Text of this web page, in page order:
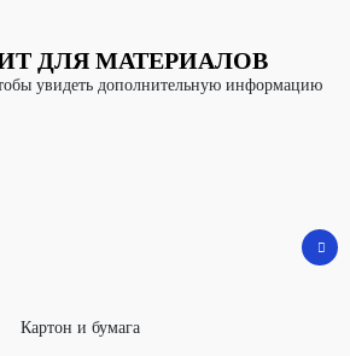
ДЛЯ МАТЕРИАЛОВ
увидеть дополнительную информацию
Картон и бумага